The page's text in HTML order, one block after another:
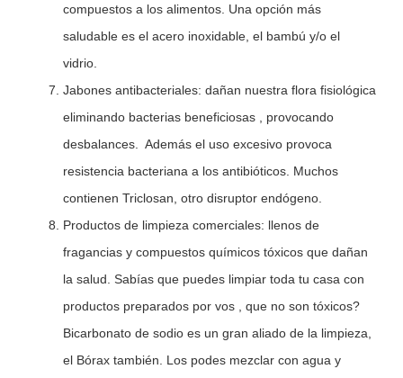
compuestos a los alimentos. Una opción más
saludable es el acero inoxidable, el bambú y/o el
vidrio.
Jabones antibacteriales: dañan nuestra flora fisiológica
eliminando bacterias beneficiosas , provocando
desbalances. Además el uso excesivo provoca
resistencia bacteriana a los antibióticos. Muchos
contienen Triclosan, otro disruptor endógeno.
Productos de limpieza comerciales: llenos de
fragancias y compuestos químicos tóxicos que dañan
la salud. Sabías que puedes limpiar toda tu casa con
productos preparados por vos , que no son tóxicos?
Bicarbonato de sodio es un gran aliado de la limpieza,
el Bórax también. Los podes mezclar con agua y